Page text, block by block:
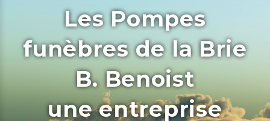
Les Pompes
funèbres de la Brie
B. Benoist
une entreprise